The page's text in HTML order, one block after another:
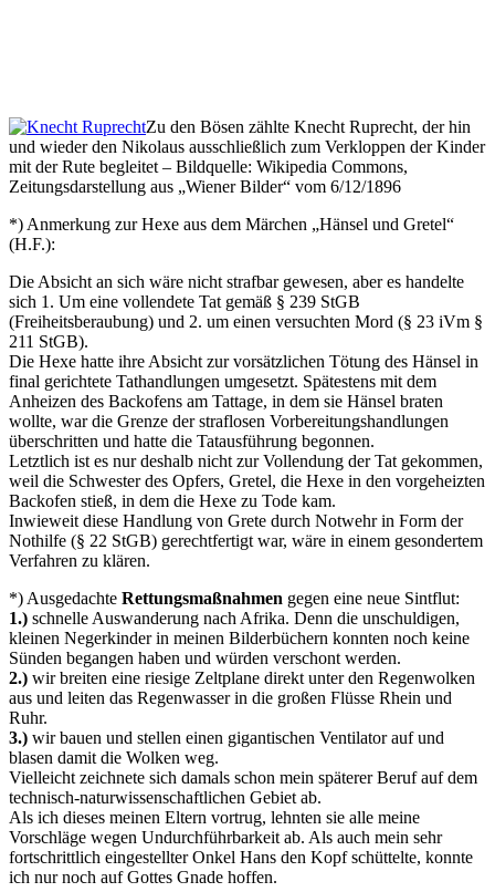
Zu den Bösen zählte Knecht Ruprecht, der hin
und wieder den Nikolaus ausschließlich zum Verkloppen der Kinder
mit der Rute begleitet – Bildquelle: Wikipedia Commons,
Zeitungsdarstellung aus
Wiener Bilder
vom 6/12/1896
*) Anmerkung zur Hexe aus dem Märchen
Hänsel und Gretel
(H.F.):
Die Absicht an sich wäre nicht strafbar gewesen, aber es handelte
sich 1. Um eine vollendete Tat gemäß § 239 StGB
(Freiheitsberaubung) und 2. um einen versuchten Mord (§ 23 iVm §
211 StGB).
Die Hexe hatte ihre Absicht zur vorsätzlichen Tötung des Hänsel in
final gerichtete Tathandlungen umgesetzt. Spätestens mit dem
Anheizen des Backofens am Tattage, in dem sie Hänsel braten
wollte, war die Grenze der straflosen Vorbereitungshandlungen
überschritten und hatte die Tatausführung begonnen.
Letztlich ist es nur deshalb nicht zur Vollendung der Tat gekommen,
weil die Schwester des Opfers, Gretel, die Hexe in den vorgeheizten
Backofen stieß, in dem die Hexe zu Tode kam.
Inwieweit diese Handlung von Grete durch Notwehr in Form der
Nothilfe (§ 22 StGB) gerechtfertigt war, wäre in einem gesondertem
Verfahren zu klären.
*) Ausgedachte Rettungsmaßnahmen gegen eine neue Sintflut:
1.) schnelle Auswanderung nach Afrika. Denn die unschuldigen,
kleinen Negerkinder in meinen Bilderbüchern konnten noch keine
Sünden begangen haben und würden verschont werden.
2.) wir breiten eine riesige Zeltplane direkt unter den Regenwolken
aus und leiten das Regenwasser in die großen Flüsse Rhein und
Ruhr.
3.) wir bauen und stellen einen gigantischen Ventilator auf und
blasen damit die Wolken weg.
Vielleicht zeichnete sich damals schon mein späterer Beruf auf dem
technisch-naturwissenschaftlichen Gebiet ab.
Als ich dieses meinen Eltern vortrug, lehnten sie alle meine
Vorschläge wegen Undurchführbarkeit ab. Als auch mein sehr
fortschrittlich eingestellter Onkel Hans den Kopf schüttelte, konnte
ich nur noch auf Gottes Gnade hoffen.